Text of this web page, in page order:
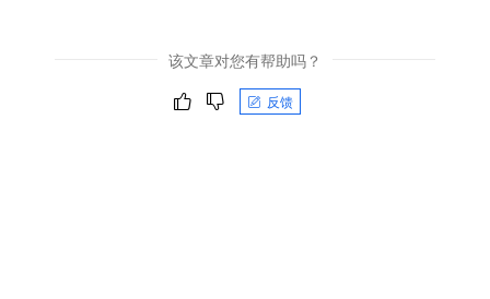
该文章对您有帮助吗？
反馈